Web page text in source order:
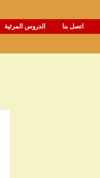
اتصل بنا الدروس المرئية